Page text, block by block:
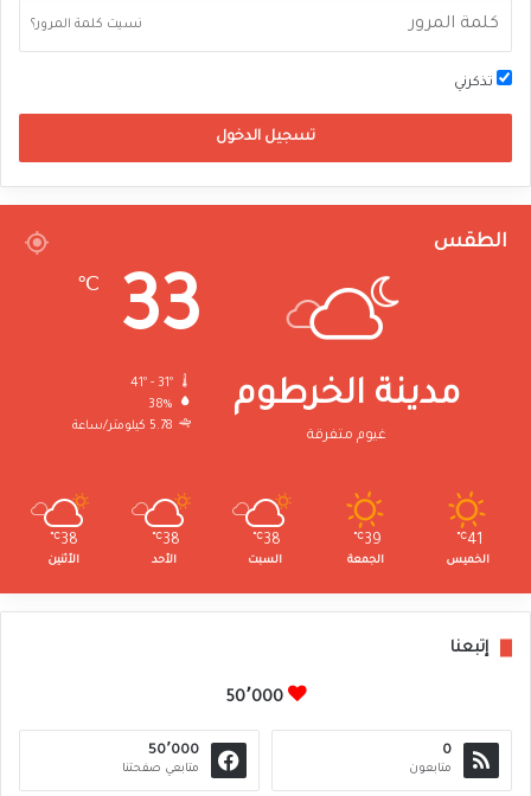
نسيت كلمة المرور؟
تذكرني
تسجيل الدخول
الطقس
مدينة الخرطوم
غيوم متفرقة
33
℃
41º - 31º
38%
5.78 كيلومتر/ساعة
41
℃
الخميس
39
℃
الجمعة
38
℃
السبت
38
℃
الأحد
38
℃
الأثنين
إتبعنا
50٬000
0
متابعون
50٬000
متابعي صفحتنا